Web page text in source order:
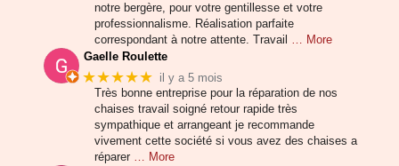
notre bergère, pour votre gentillesse et votre
professionnalisme. Réalisation parfaite
correspondant à notre attente. Travail … More
Gaelle Roulette
★★★★★ il y a 5 mois
Très bonne entreprise pour la réparation de nos
chaises travail soigné retour rapide très
sympathique et arrangeant je recommande
vivement cette société si vous avez des chaises a
réparer … More